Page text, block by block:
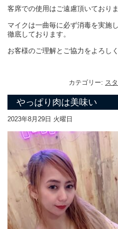
客席での使用はご遠慮頂いておりま
マイクは一曲毎に必ず消毒を実施
徹底しております。
お客様のご理解とご協力をよろし
カテゴリー: ス
やっぱり肉は美味い
2023年8月29日 火曜日